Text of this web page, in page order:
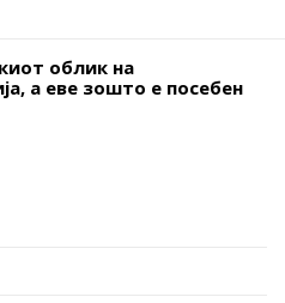
облик на
а еве зошто е посебен